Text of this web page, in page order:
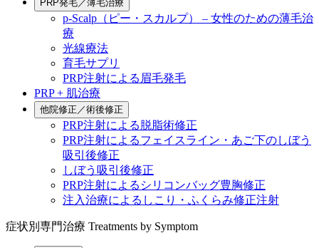
PRP発毛／薄毛治療
p-Scalp（ピー・スカルプ） – 女性のための薄毛治
療
光線療法
育毛サプリ
PRP注射による眉毛発毛
PRP + 肌治療
他院修正／術後修正
PRP注射による脱脂術修正
PRP注射によるフェイスライン・あご下のしぼう
吸引後修正
しぼう吸引後修正
PRP注射によるシリコンバッグ豊胸修正
注入治療によるしこり・ふくらみ修正注射
症状別専門治療 Treatments by Symptom